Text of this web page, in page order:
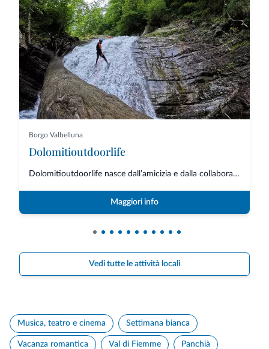
Borgo Valbelluna
Dolomitioutdoorlife
Dolomitioutdoorlife nasce dall’amicizia e dalla collaborazione di professio...
Maggiori info
Vedi tutte le attività locali
Musica, teatro e cinema Settimana bianca
Vacanza romantica Val di Fiemme Panchià